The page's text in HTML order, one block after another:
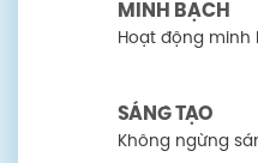
MINH BẠCH
Hoạt động minh
SÁNG TẠO
Không ngừng